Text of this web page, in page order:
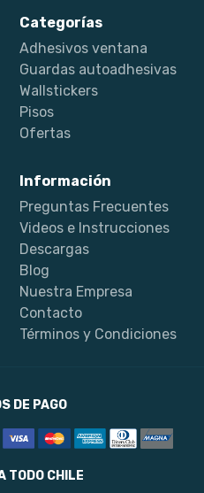
Categorías
Adhesivos ventana
Guardas autoadhesivas
Wallstickers
Pisos
Ofertas
Información
Preguntas Frecuentes
Videos e Instrucciones
Descargas
Blog
Nuestra Empresa
Contacto
Términos y Condiciones
DE PAGO
TODO CHILE